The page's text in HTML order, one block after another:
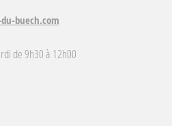
buech.com
de 9h30 à 12h00